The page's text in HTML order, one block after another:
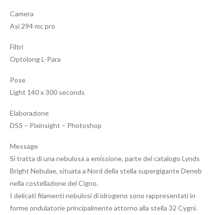
Camera
Asi 294 mc pro
Filtri
Optolong L-Para
Pose
Light 140 x 300 seconds
Elaborazione
DSS – Pixinsight – Photoshop
Message
Si tratta di una nebulosa a emissione, parte del catalogo Lynds
Bright Nebulae, situata a Nord della stella supergigante Deneb
nella costellazione del Cigno.
I delicati filamenti nebulosi di idrogeno sono rappresentati in
forme ondulatorie principalmente attorno alla stella 32 Cygni.